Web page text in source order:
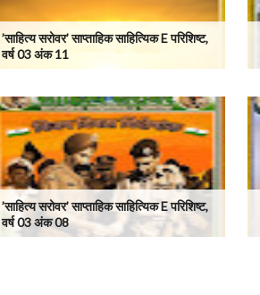
’साहित्य सरोवर’ साप्ताहिक साहित्यिक E परिशिष्ट,
वर्ष 03 अंक 11
’साहित्य सरोवर’ साप्ताहिक साहित्यिक E परिशिष्ट,
वर्ष 03 अंक 08